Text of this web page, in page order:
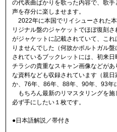
の代表曲ばかりを歌った内容で、歌
声を存分に楽しませます。
2022年に本国でリイシューされた
リジナル盤のジャケットでほぼ復刻
がジャケットに記載されていて、こ
りませんでした（何故かポルトガル
されているブックレットには、初来
チラシの貴重なスキャン画像などが
な資料なども収録されています（親
か、76年、86年、88年、90年、93年
もちろん最新のリマスタリングを施
必ず手にしたい１枚です。
●日本語解説／帯付き